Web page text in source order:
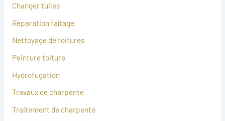
Changer tuiles
Réparation faîtage
Nettoyage de toitures
Peinture toiture
Hydrofugation
Travaux de charpente
Traitement de charpente